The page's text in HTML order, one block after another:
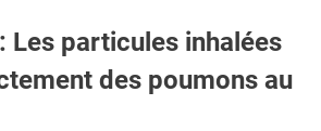
Les particules inhalées
des poumons au